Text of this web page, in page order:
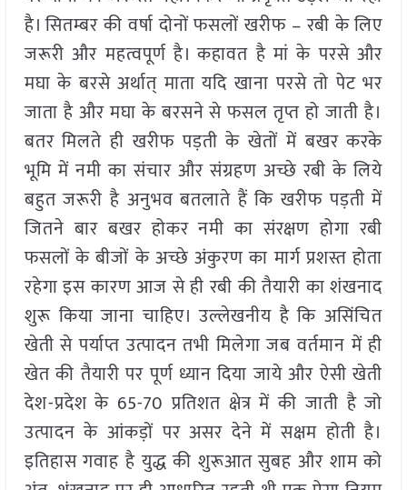
है। सितम्बर की वर्षा दोनों फसलों खरीफ – रबी के लिए
जरूरी और महत्वपूर्ण है। कहावत है मां के परसे और
मघा के बरसे अर्थात् माता यदि खाना परसे तो पेट भर
जाता है और मघा के बरसने से फसल तृप्त हो जाती है।
बतर मिलते ही खरीफ पड़ती के खेतों में बखर करके
भूमि में नमी का संचार और संग्रहण अच्छे रबी के लिये
बहुत जरूरी है अनुभव बतलाते हैं कि खरीफ पड़ती में
जितने बार बखर होकर नमी का संरक्षण होगा रबी
फसलों के बीजों के अच्छे अंकुरण का मार्ग प्रशस्त होता
रहेगा इस कारण आज से ही रबी की तैयारी का शंखनाद
शुरू किया जाना चाहिए। उल्लेखनीय है कि असिंचित
खेती से पर्याप्त उत्पादन तभी मिलेगा जब वर्तमान में ही
खेत की तैयारी पर पूर्ण ध्यान दिया जाये और ऐसी खेती
देश-प्रदेश के 65-70 प्रतिशत क्षेत्र में की जाती है जो
उत्पादन के आंकड़ों पर असर देने में सक्षम होती है।
इतिहास गवाह है युद्ध की शुरूआत सुबह और शाम को